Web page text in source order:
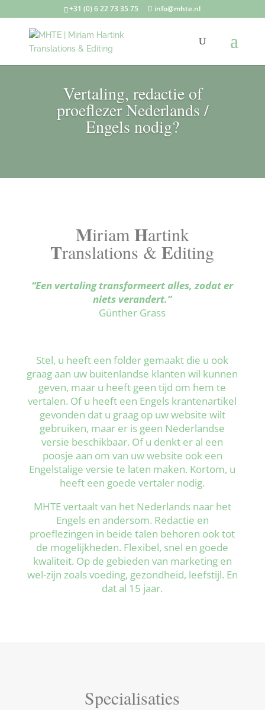
+31 (0) 6 22 73 35 75 info@mhte.nl
Vertaling, redactie of
proeflezer Nederlands /
Engels nodig?
Miriam Hartink
Translations &Editing
“Een vertaling transformeert alles, zodat er
niets verandert.”
Günther Grass
Stel, u heeft een folder gemaakt die u ook
graag aan uw buitenlandse klanten wil kunnen
geven, maar u heeft geen tijd om hem te
vertalen. Of u heeft een Engels krantenartikel
gevonden dat u graag op uw website wilt
gebruiken, maar er is geen Nederlandse
versie beschikbaar. Of u denkt er al een
poosje aan om van uw website ook een
Engelstalige versie te laten maken. Kortom, u
heeft een goede vertaler nodig.
MHTE vertaalt van het Nederlands naar het
Engels en andersom. Redactie en
proeflezingen in beide talen behoren ook tot
de mogelijkheden. Flexibel, snel en goede
kwaliteit. Op de gebieden van marketing en
wel-zijn zoals voeding, gezondheid, leefstijl. En
dat al 15 jaar.
Specialisaties